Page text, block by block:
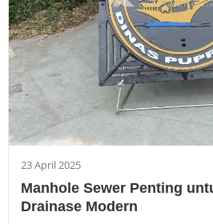
23 April 2025
Manhole Sewer Penting
Drainase Modern